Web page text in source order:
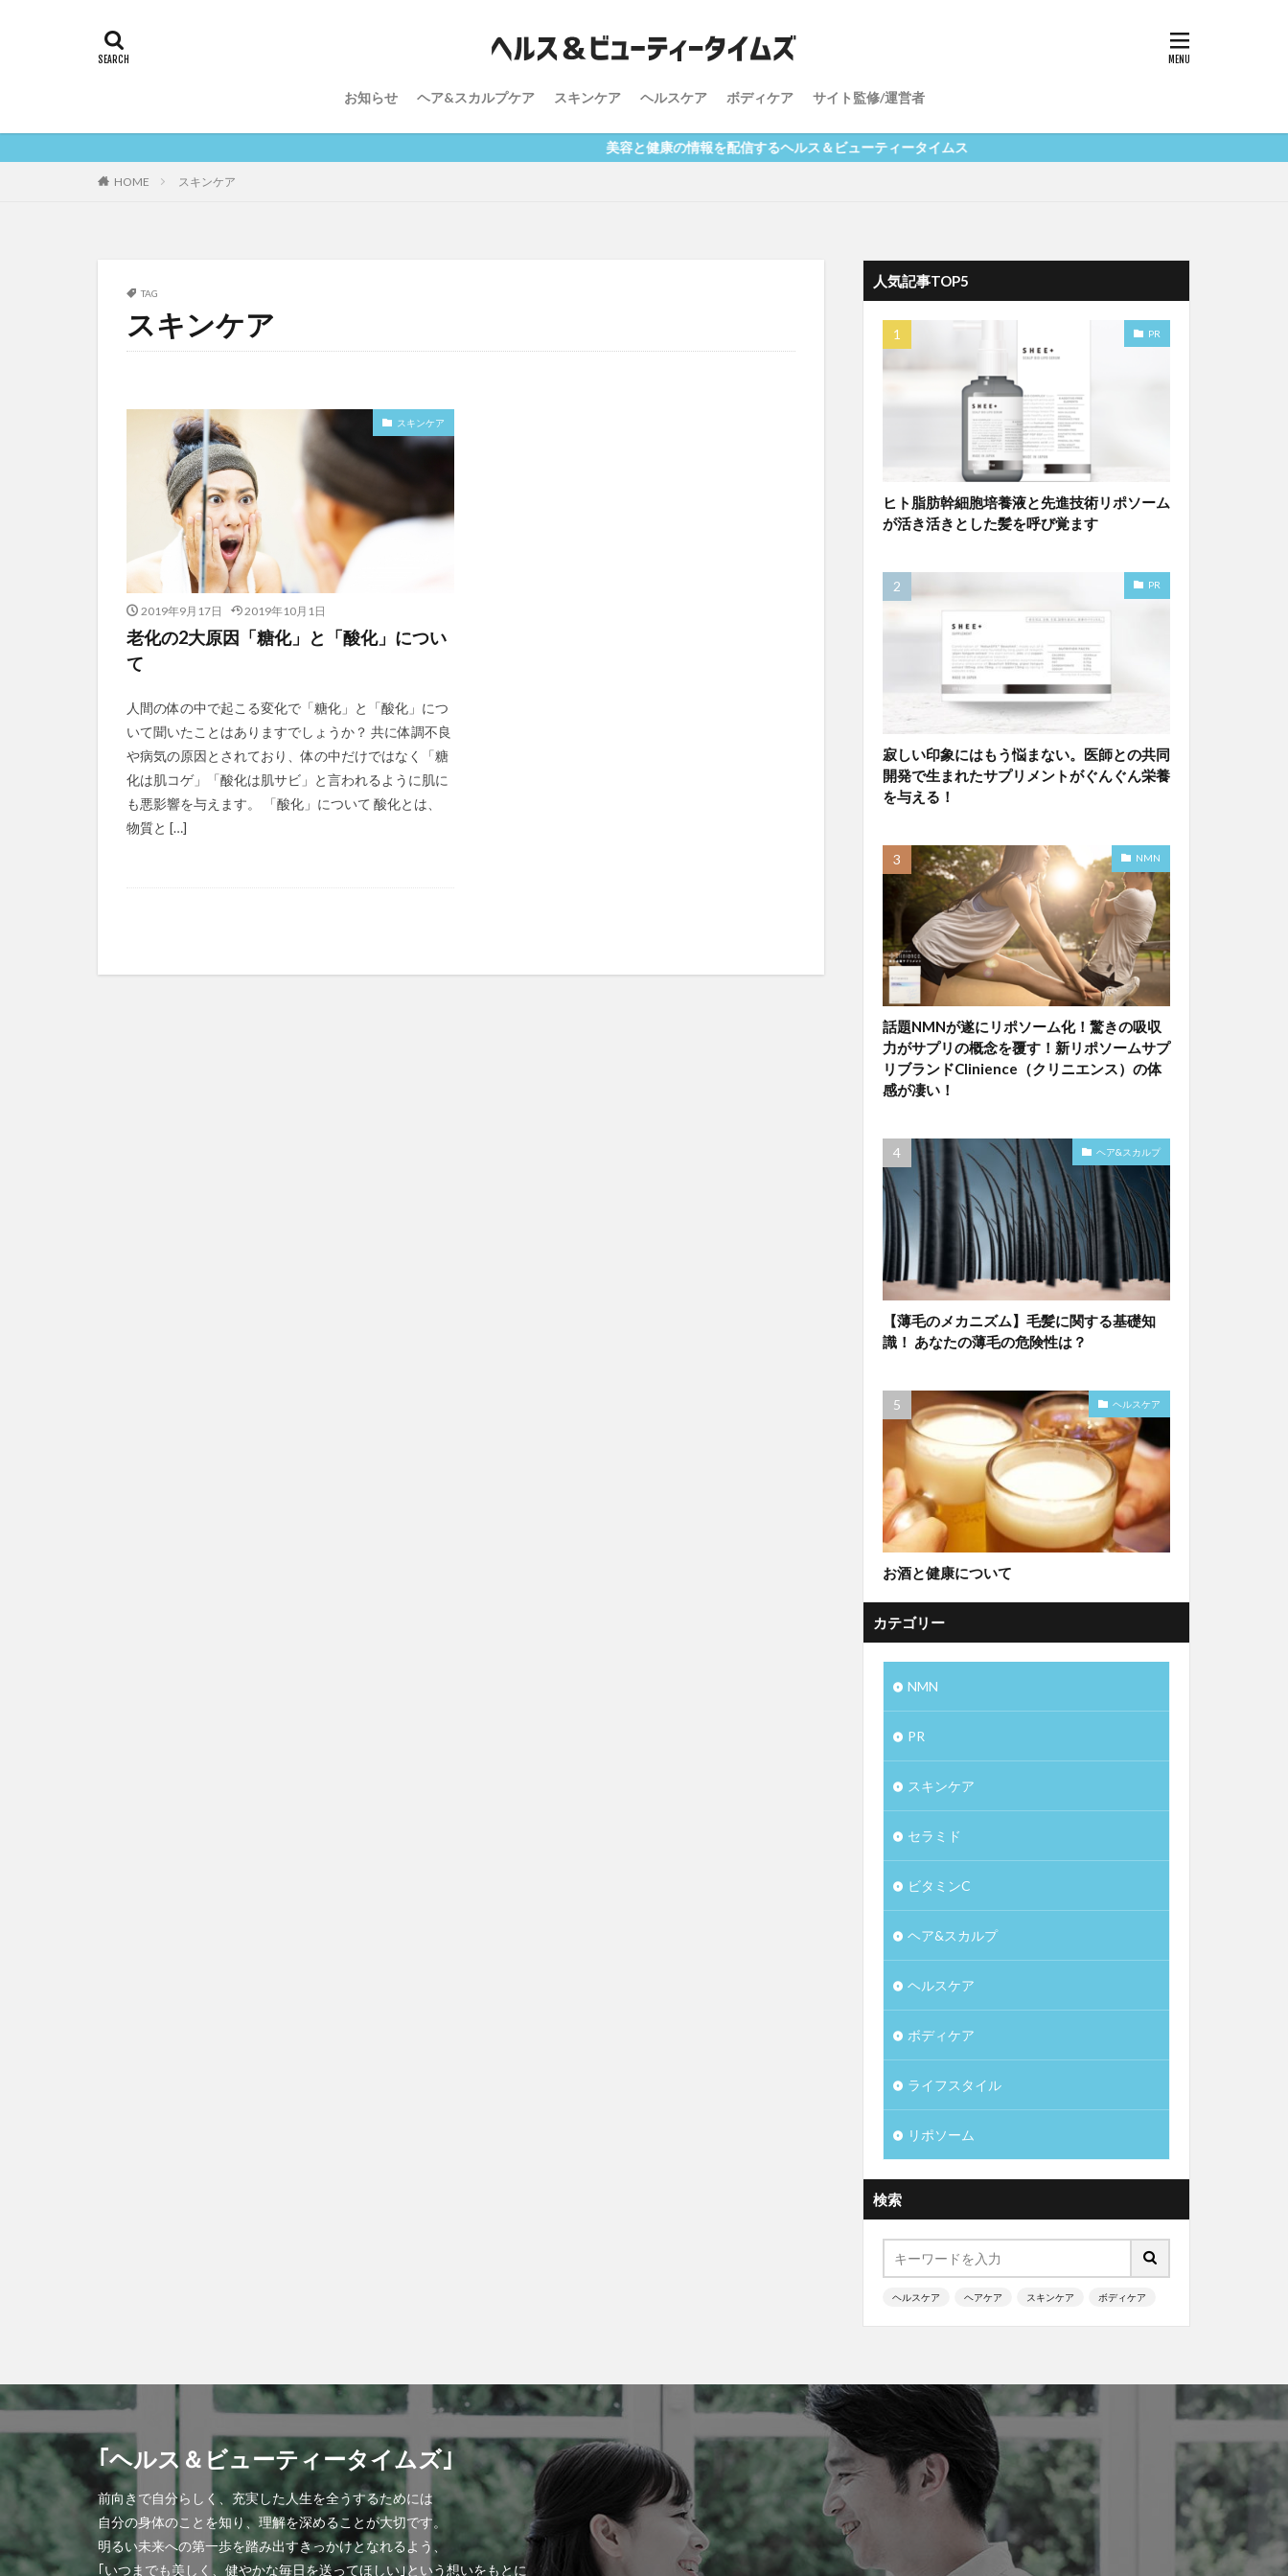
お知らせ ヘア&スカルプケア スキンケア ヘルスケア ボディケア サイト監修/運営者
美容と健康の情報を配信するヘルス＆ビューティータイムス
HOME スキンケア
TAG
スキンケア
スキンケア
2019年9月17日 2019年10月1日
老化の2大原因「糖化」と「酸化」につい
て
人間の体の中で起こる変化で「糖化」と「酸化」につ
いて聞いたことはありますでしょうか？ 共に体調不良
や病気の原因とされており、体の中だけではなく「糖
化は肌コゲ」「酸化は肌サビ」と言われるように肌に
も悪影響を与えます。 「酸化」について 酸化とは、
物質と […]
人気記事TOP5
PR
ヒト脂肪幹細胞培養液と先進技術リポソーム
が活き活きとした髪を呼び覚ます
PR
寂しい印象にはもう悩まない。医師との共同
開発で生まれたサプリメントがぐんぐん栄養
を与える！
NMN
話題NMNが遂にリポソーム化！驚きの吸収
力がサプリの概念を覆す！新リポソームサプ
リブランドClinience（クリニエンス）の体
感が凄い！
ヘア&スカルプ
【薄毛のメカニズム】毛髪に関する基礎知
識！ あなたの薄毛の危険性は？
ヘルスケア
お酒と健康について
カテゴリー
NMN
PR
スキンケア
セラミド
ビタミンC
ヘア&スカルプ
ヘルスケア
ボディケア
ライフスタイル
リポソーム
検索
ヘルスケア ヘアケア スキンケア ボディケア
｢ヘルス＆ビューティータイムズ｣
前向きで自分らしく、充実した人生を全うするためには
自分の身体のことを知り、理解を深めることが大切です。
明るい未来への第一歩を踏み出すきっかけとなれるよう、
｢いつまでも美しく、健やかな毎日を送ってほしい｣という想いをもとに
妊娠 妊活 抜け毛 減量 発毛
NMN
シミ vegie お酒 くすみ しわ たるみ アルコール
サプリメント
スカルプ
ベジエ スカルプケア スキンケア セラミド ダイエット
ヒト脂肪幹細胞培養液
ビタミンC
ヘアケア 食事制限